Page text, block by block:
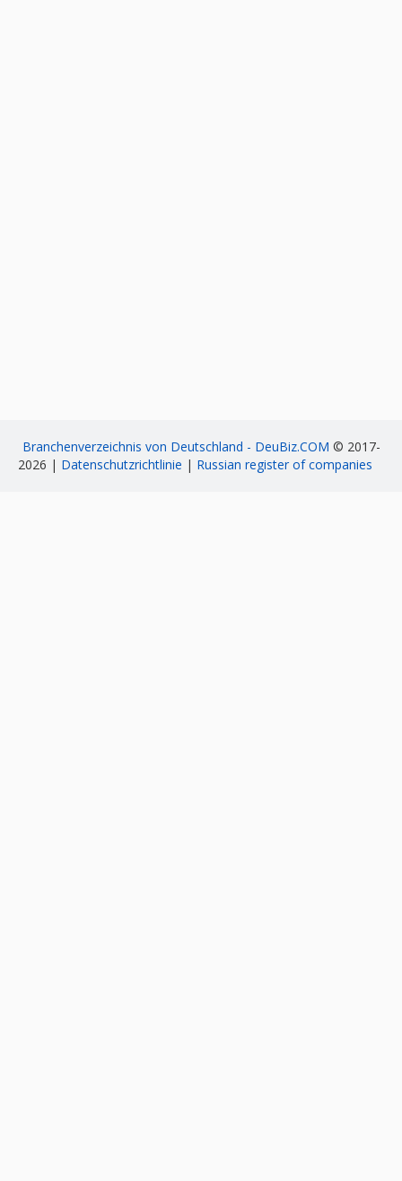
Branchenverzeichnis von Deutschland - DeuBiz.COM © 2017-
2026 | Datenschutzrichtlinie | Russian register of companies